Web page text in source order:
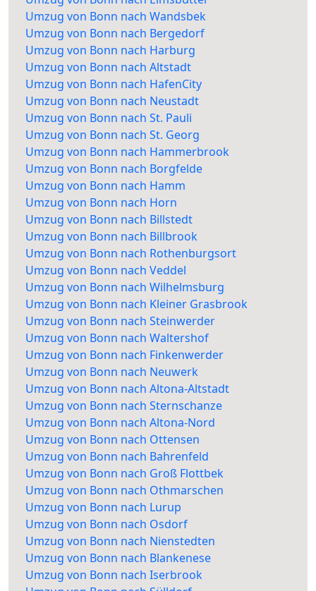
Umzug von Bonn nach Wandsbek
Umzug von Bonn nach Bergedorf
Umzug von Bonn nach Harburg
Umzug von Bonn nach Altstadt
Umzug von Bonn nach HafenCity
Umzug von Bonn nach Neustadt
Umzug von Bonn nach St. Pauli
Umzug von Bonn nach St. Georg
Umzug von Bonn nach Hammerbrook
Umzug von Bonn nach Borgfelde
Umzug von Bonn nach Hamm
Umzug von Bonn nach Horn
Umzug von Bonn nach Billstedt
Umzug von Bonn nach Billbrook
Umzug von Bonn nach Rothenburgsort
Umzug von Bonn nach Veddel
Umzug von Bonn nach Wilhelmsburg
Umzug von Bonn nach Kleiner Grasbrook
Umzug von Bonn nach Steinwerder
Umzug von Bonn nach Waltershof
Umzug von Bonn nach Finkenwerder
Umzug von Bonn nach Neuwerk
Umzug von Bonn nach Altona-Altstadt
Umzug von Bonn nach Sternschanze
Umzug von Bonn nach Altona-Nord
Umzug von Bonn nach Ottensen
Umzug von Bonn nach Bahrenfeld
Umzug von Bonn nach Groß Flottbek
Umzug von Bonn nach Othmarschen
Umzug von Bonn nach Lurup
Umzug von Bonn nach Osdorf
Umzug von Bonn nach Nienstedten
Umzug von Bonn nach Blankenese
Umzug von Bonn nach Iserbrook